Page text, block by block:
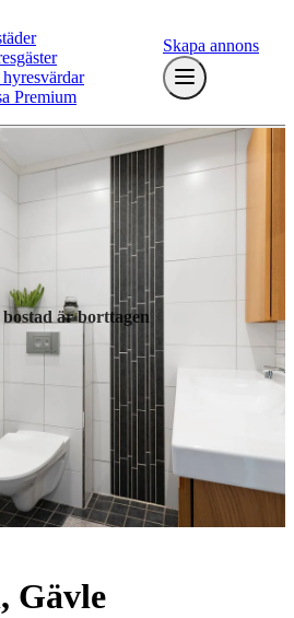
Premium
Skapa annons
är borttagen
Gävle